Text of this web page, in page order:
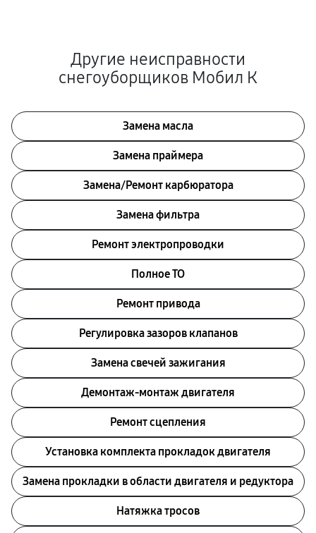
Другие неисправности
снегоуборщиков Мобил К
Замена масла
Замена праймера
Замена/Pемонт карбюратора
Замена фильтра
Ремонт электропроводки
Полное ТО
Ремонт привода
Регулировка зазоров клапанов
Замена свечей зажигания
Демонтаж-монтаж двигателя
Ремонт сцепления
Установка комплекта прокладок двигателя
Замена прокладки в области двигателя и редуктора
Натяжка тросов